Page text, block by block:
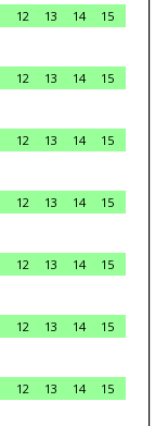
12 13 14
15
12 13 14
15
12 13 14
15
12 13 14
15
12 13 14
15
12 13 14
15
12 13 14
15